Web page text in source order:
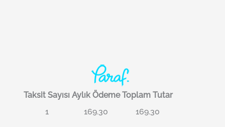
Taksit Sayısı Aylık Ödeme Toplam Tutar
1
169.30 169.30